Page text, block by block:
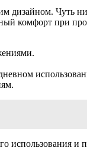
дизайном. Чуть
комфорт при
использования и